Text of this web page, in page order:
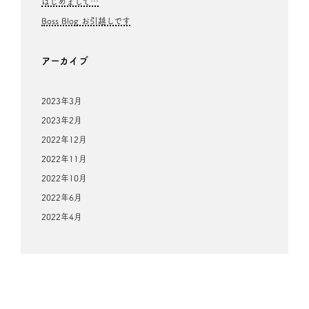
Boss Blog お引越しです
アーカイブ
2023年3月
2023年2月
2022年12月
2022年11月
2022年10月
2022年6月
2022年4月